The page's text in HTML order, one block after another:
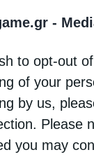
-
to opt-out
of your
by us,
Please
you may
παραμένει
τις
και
αέριο για